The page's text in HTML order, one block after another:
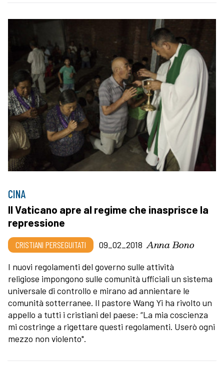
CINA
Il Vaticano apre al regime che inasprisce la
repressione
CRISTIANI PERSEGUITATI 09_02_2018 Anna Bono
I nuovi regolamenti del governo sulle attività
religiose impongono sulle comunità ufficiali un sistema
universale di controllo e mirano ad annientare le
comunità sotterranee. Il pastore Wang Yi ha rivolto un
appello a tutti i cristiani del paese: “La mia coscienza
mi costringe a rigettare questi regolamenti. Userò ogni
mezzo non violento".